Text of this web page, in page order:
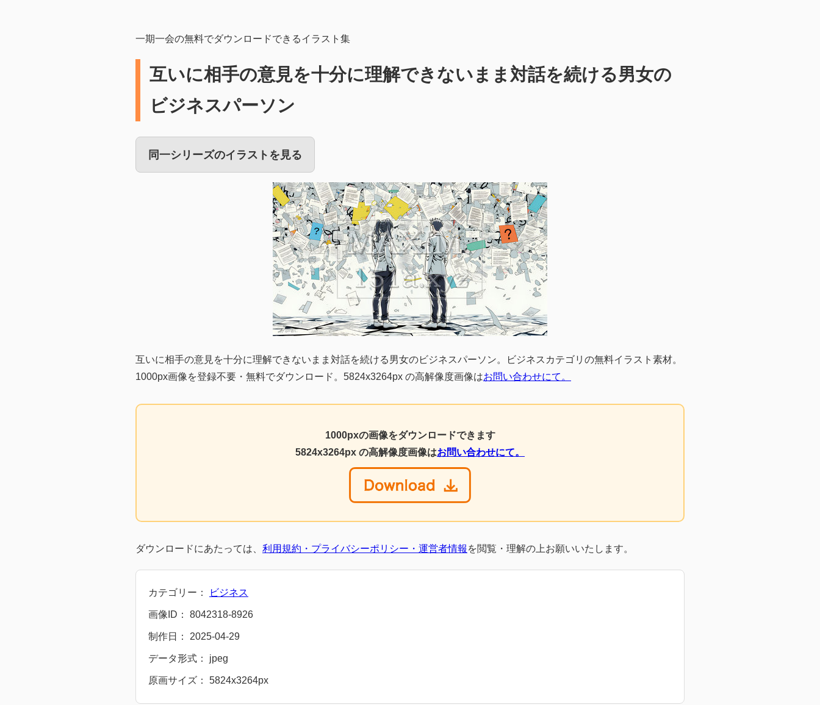
一期一会の無料でダウンロードできるイラスト集
互いに相手の意見を十分に理解できないまま対話を続ける男女の
ビジネスパーソン
同一シリーズのイラストを見る
互いに相手の意見を十分に理解できないまま対話を続ける男女のビジネスパーソン。ビジネスカテゴリの無料イラスト素材。
1000px画像を登録不要・無料でダウンロード。5824x3264px の高解像度画像はお問い合わせにて。
1000pxの画像をダウンロードできます
5824x3264px の高解像度画像はお問い合わせにて。
ダウンロードにあたっては、 利用規約・プライバシーポリシー・運営者情報 を閲覧・理解の上お願いいたします。
カテゴリー： ビジネス
画像ID： 8042318-8926
制作日： 2025-04-29
データ形式： jpeg
原画サイズ： 5824x3264px